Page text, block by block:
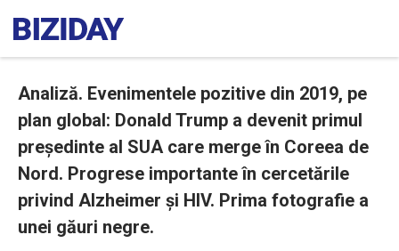
Analiză. Evenimentele pozitive din 2019, pe
plan global: Donald Trump a devenit primul
președinte al SUA care merge în Coreea de
Nord. Progrese importante în cercetările
privind Alzheimer și HIV. Prima fotografie a
unei găuri negre.